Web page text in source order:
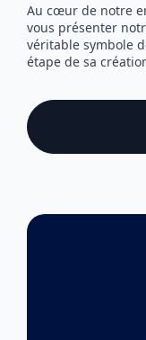
Au cœur de notre
vous présenter
véritable symbole
étape de sa